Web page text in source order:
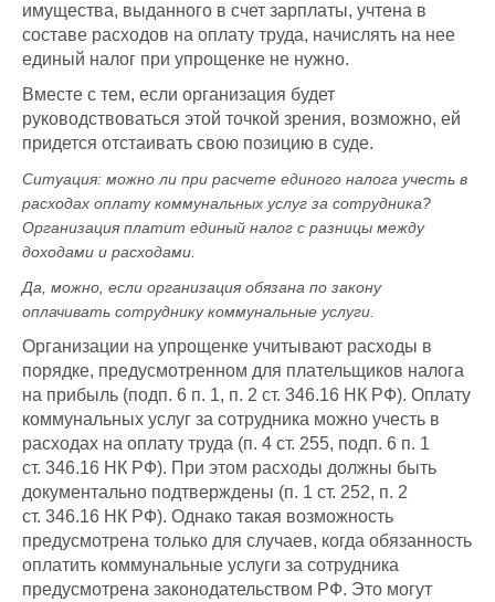
имущества, выданного в счет зарплаты, учтена в
составе расходов на оплату труда, начислять на нее
единый налог при упрощенке не нужно.
Вместе с тем, если организация будет
руководствоваться этой точкой зрения, возможно, ей
придется отстаивать свою позицию в суде.
Ситуация: можно ли при расчете единого налога учесть в
расходах оплату коммунальных услуг за сотрудника?
Организация платит единый налог с разницы между
доходами и расходами.
Да, можно, если организация обязана по закону
оплачивать сотруднику коммунальные услуги.
Организации на упрощенке учитывают расходы в
порядке, предусмотренном для плательщиков налога
на прибыль (подп. 6 п. 1, п. 2 ст. 346.16 НК РФ). Оплату
коммунальных услуг за сотрудника можно учесть в
расходах на оплату труда (п. 4 ст. 255, подп. 6 п. 1
ст. 346.16 НК РФ). При этом расходы должны быть
документально подтверждены (п. 1 ст. 252, п. 2
ст. 346.16 НК РФ). Однако такая возможность
предусмотрена только для случаев, когда обязанность
оплатить коммунальные услуги за сотрудника
предусмотрена законодательством РФ. Это могут